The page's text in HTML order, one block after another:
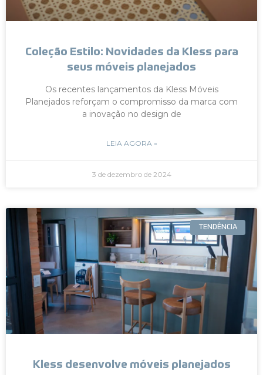
Coleção Estilo: Novidades da Kless para
seus móveis planejados
Os recentes lançamentos da Kless Móveis
Planejados reforçam o compromisso da marca com
a inovação no design de
LEIA AGORA »
3 de dezembro de 2024
TENDÊNCIA
Kless desenvolve móveis planejados